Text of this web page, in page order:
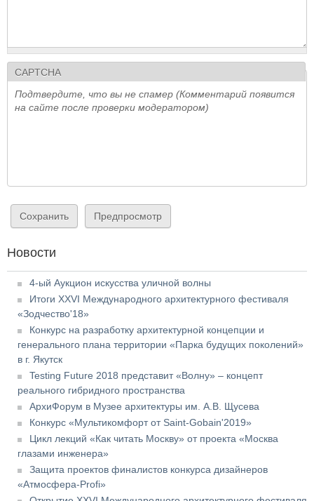
CAPTCHA
Подтвердите, что вы не спамер (Комментарий появится
на сайте после проверки модератором)
Новости
4-ый Аукцион искусства уличной волны
Итоги XXVI Международного архитектурного фестиваля
«Зодчество'18»
Конкурс на разработку архитектурной концепции и
генерального плана территории «Парка будущих поколений»
в г. Якутск
Testing Future 2018 представит «Волну» – концепт
реального гибридного пространства
АрхиФорум в Музее архитектуры им. А.В. Щусева
Конкурс «Мультикомфорт от Saint-Gobain'2019»
Цикл лекций «Как читать Москву» от проекта «Москва
глазами инженера»
Защита проектов финалистов конкурса дизайнеров
«Атмосфера-Profi»